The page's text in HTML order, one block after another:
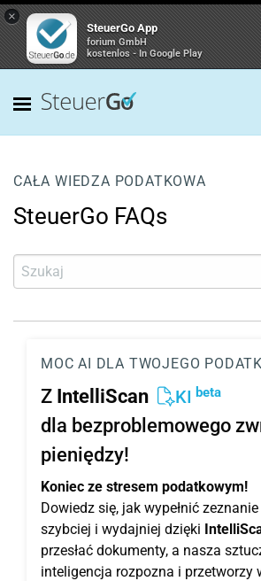
×
SteuerGo App
forium GmbH
kostenlos - In Google Play
CAŁA WIEDZA PODATKOWA
SteuerGo FAQs
MOC AI DLA TWOJEGO
Z IntelliScan KI beta
dla bezproblemowego
pieniędzy!
Koniec ze stresem podatkowym!
Dowiedz się, jak wypełnić
szybciej i wydajniej dzięki
przesłać dokumenty, a nasza
inteligencja rozpozna i przetworzy